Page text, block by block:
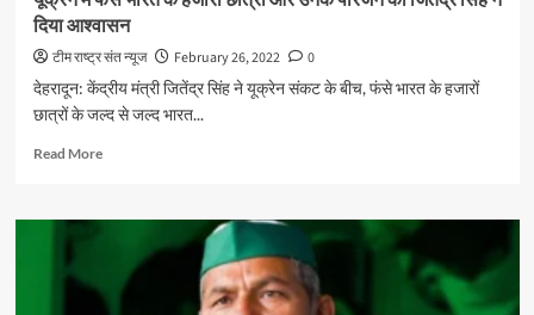
दिया आश्वासन
टीम राष्ट्र संत न्यूज February 26, 2022
0
देहरादून: केंद्रीय मंत्री जितेंद्र सिंह ने यूक्रेन संकट के बीच, फंसे भारत के हजारों
छात्रों के जल्द से जल्द भारत...
Read MoreRead
यूक्रेन
भारत
के